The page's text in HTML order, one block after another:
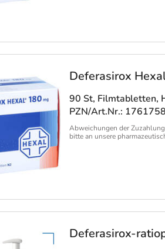
Deferasirox
90 St, Filmtabletten,
PZN/Art.Nr.:
Abweichungen der
bitte an unsere
Deferasirox-